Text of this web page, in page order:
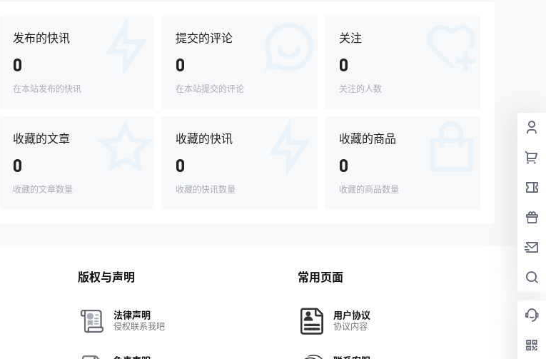
发布的快讯
0
在本站发布的快讯
提交的评论
0
在本站提交的评论
关注
0
关注的人数
收藏的文章
0
收藏的文章数量
收藏的快讯
0
收藏的快讯数量
收藏的商品
0
收藏的商品数量
版权与声明
法律声明
侵权联系我吧
常用页面
用户协议
协议内容